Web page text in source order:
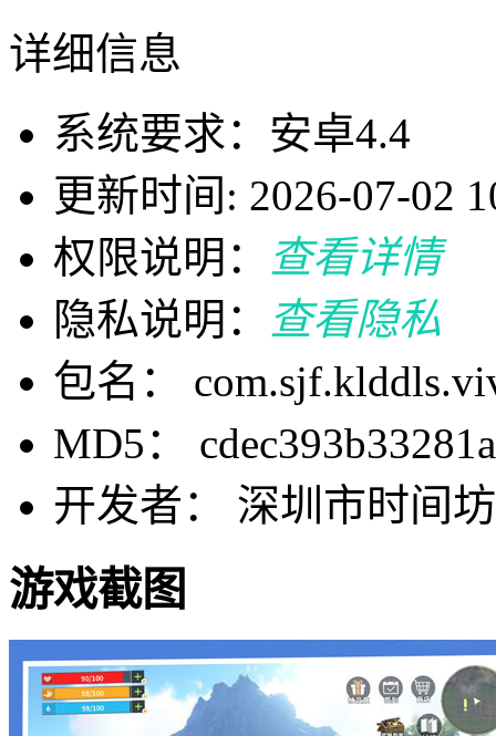
详细信息
系统要求：安卓4.4
更新时间: 2026-07-02
权限说明：
查看详情
隐私说明：
查看隐私
包名：
MD5：
开发者： 深圳市时间
游戏截图